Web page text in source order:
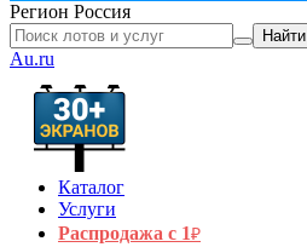
Регион Россия
Найти
Au.ru
Каталог
Услуги
Распродажа с 1₽